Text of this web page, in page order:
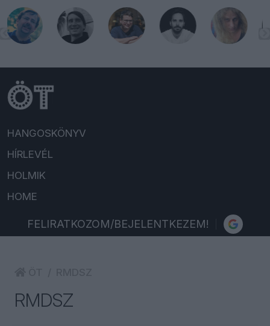
HANGOSKÖNYV
HÍRLEVÉL
HOLMIK
HOME
FELIRATKOZOM/BEJELENTKEZEM!
RMDSZ